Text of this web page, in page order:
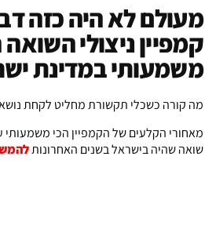
מעולם לא היה כזה
קמפיין ניצולי השואה
משמעותי במדינת
מה קורה כשכלי תקשורת מחליט לקחת נושא
מאחורי הקלעים של הקמפיין הכי משמעותי
שואה שהיה בישראל בשנים האחרונות